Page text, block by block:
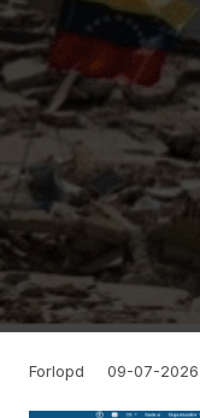
Forlopd 09-07-2026